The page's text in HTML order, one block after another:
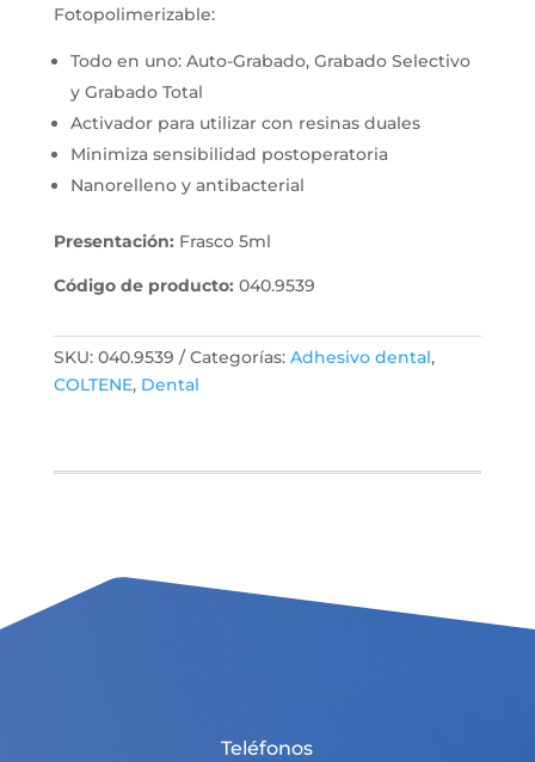
Fotopolimerizable:
Todo en uno: Auto-Grabado, Grabado Selectivo
y Grabado Total
Activador para utilizar con resinas duales
Minimiza sensibilidad postoperatoria
Nanorelleno y antibacterial
Presentación: Frasco 5ml
Código de producto: 040.9539
SKU: 040.9539 Categorías: Adhesivo dental,
COLTENE, Dental
Teléfonos